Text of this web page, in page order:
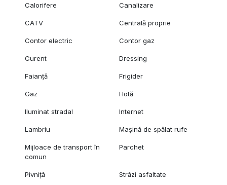
Calorifere Canalizare
CATV Centrală proprie
Contor electric Contor gaz
Curent Dressing
Faianță Frigider
Gaz Hotă
Iluminat stradal Internet
Lambriu Mașină de spălat rufe
Mijloace de transport în
comun
Parchet
Pivniță Străzi asfaltate